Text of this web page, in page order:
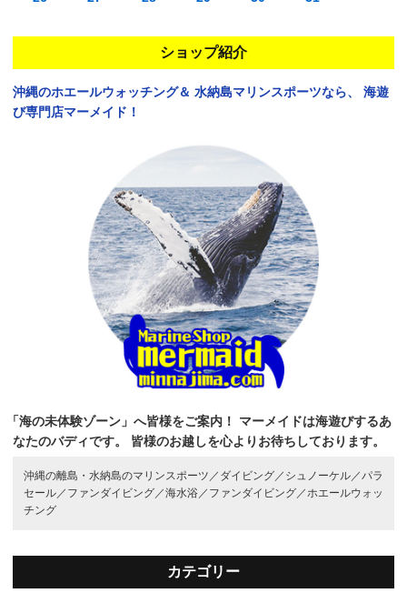
ショップ紹介
沖縄のホエールウォッチング＆ 水納島マリンスポーツなら、
海遊
び専門店マーメイド！
「海の未体験ゾーン」へ皆様をご案内！
マーメイドは海遊びするあ
なたのバディです。
皆様のお越しを心よりお待ちしております。
沖縄の離島・水納島のマリンスポーツ／ ダイビング／ シュノーケル／ パラ
セール／ ファンダイビング／海水浴／ ファンダイビング／ ホエールウォッ
チング
カテゴリー